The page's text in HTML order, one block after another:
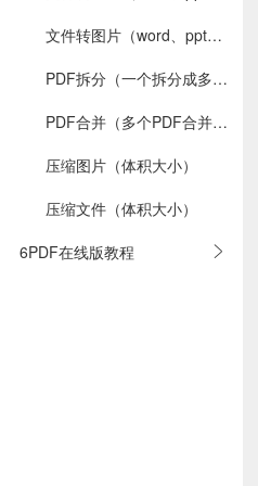
文件转图片（word、ppt、excel转图片）
PDF拆分（一个拆分成多个）
PDF合并（多个PDF合并成一个）
压缩图片（体积大小）
压缩文件（体积大小）
6PDF在线版教程